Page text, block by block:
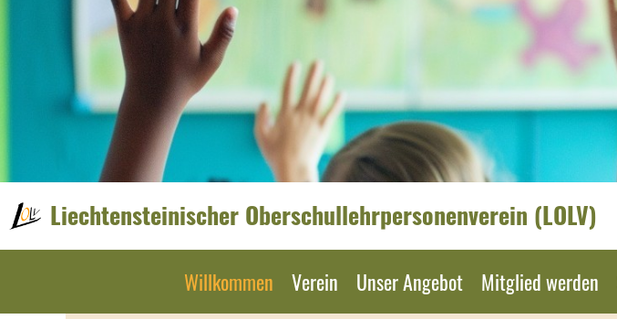
Liechtensteinischer Oberschullehrpersonenverein (LOLV)
Willkommen Verein Unser Angebot Mitglied werden